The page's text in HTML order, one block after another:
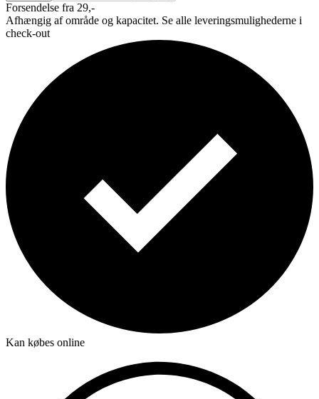
Forsendelse fra 29,-
Afhængig af område og kapacitet. Se alle leveringsmulighederne i
check-out
Kan købes online